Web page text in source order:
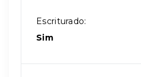
Escriturado:
Sim